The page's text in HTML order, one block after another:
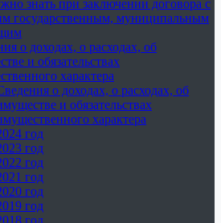
знать при заключении договора с
государственным, муниципальным
о доходах, о расходах, об
и обязательствах
характера
о доходах, о расходах, об
и обязательствах
характера
год
год
год
год
год
год
год